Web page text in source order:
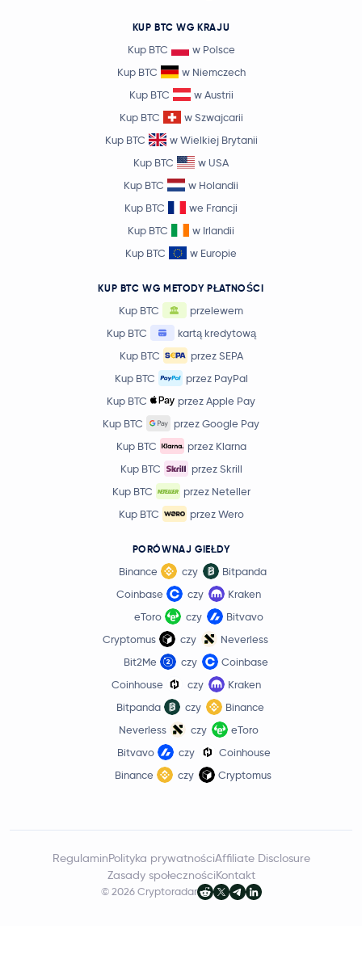
Curve DAO Token CRV
XDC Network XDC
Pyth Network PYTH
PENDLE
MON
XTZ
BONK
Celestia TIA
Optimism OP
SYRUP
Ripple USD RLUSD
Starknet STRK
RAY
COMP
JTO
KUP BTC WG KRAJU
Kup BTC
w Polsce
Kup BTC
w Niemczech
Kup BTC
w Austrii
Kup BTC
w Szwajcarii
Kup BTC
w Wielkiej Brytanii
Kup BTC
w USA
Kup BTC
w Holandii
Kup BTC
we Francji
Kup BTC
w Irlandii
Kup BTC
w Europie
KUP BTC WG METODY PŁATNOŚCI
Kup BTC
przelewem
Kup BTC
kartą kredytową
Kup BTC
przez SEPA
Kup BTC
przez PayPal
Kup BTC
przez Apple Pay
Kup BTC
przez Google Pay
Kup BTC
przez Klarna
Kup BTC
przez Skrill
Kup BTC
przez Neteller
Kup BTC
przez Wero
PORÓWNAJ GIEŁDY
Binance czy
Bitpanda
Coinbase
czy
Kraken
eToro
czy
Bitvavo
Cryptomus
czy
Neverless
Bit2Me
czy
Coinbase
Coinhouse
czy
Kraken
Bitpanda
czy
Binance
Neverless
czy
eToro
Bitvavo
czy
Coinhouse
Binance
czy Cryptomus
© 2026 Cryptoradar
RegulaminPolityka prywatnościAffiliate Disclosure
Zasady społecznościKontakt